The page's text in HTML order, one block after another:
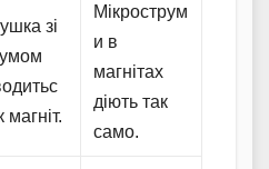
зі
магніт.
Мікрострум
и в
магнітах
діють так
само.